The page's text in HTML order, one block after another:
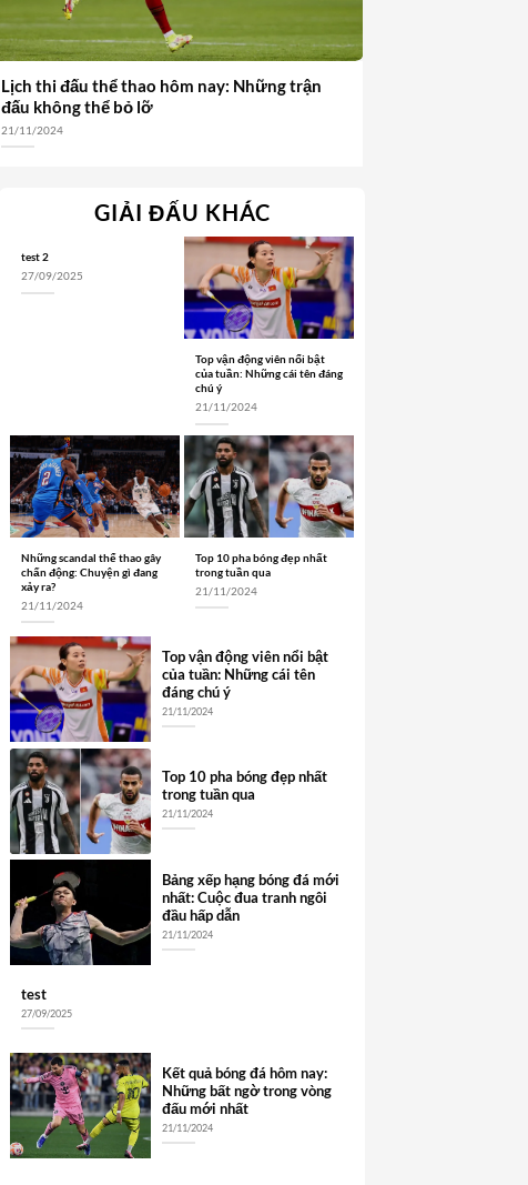
Lịch thi đấu thể thao hôm nay: Những trận
đấu không thể bỏ lỡ
21/11/2024
GIẢI ĐẤU KHÁC
test 2
27/09/2025
Top vận động viên nổi bật
của tuần: Những cái tên đáng
chú ý
21/11/2024
Những scandal thể thao gây
chấn động: Chuyện gì đang
xảy ra?
21/11/2024
Top 10 pha bóng đẹp nhất
trong tuần qua
21/11/2024
Top vận động viên nổi bật
của tuần: Những cái tên
đáng chú ý
21/11/2024
Top 10 pha bóng đẹp nhất
trong tuần qua
21/11/2024
Bảng xếp hạng bóng đá mới
nhất: Cuộc đua tranh ngôi
đầu hấp dẫn
21/11/2024
test
27/09/2025
Kết quả bóng đá hôm nay:
Những bất ngờ trong vòng
đấu mới nhất
21/11/2024